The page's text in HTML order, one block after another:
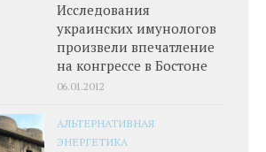
Исследования
украинских имунологов
произвели впечатление
на конгрессе в Бостоне
06.01.2012
АЛЬТЕРНАТИВНАЯ
ЭНЕРГЕТИКА